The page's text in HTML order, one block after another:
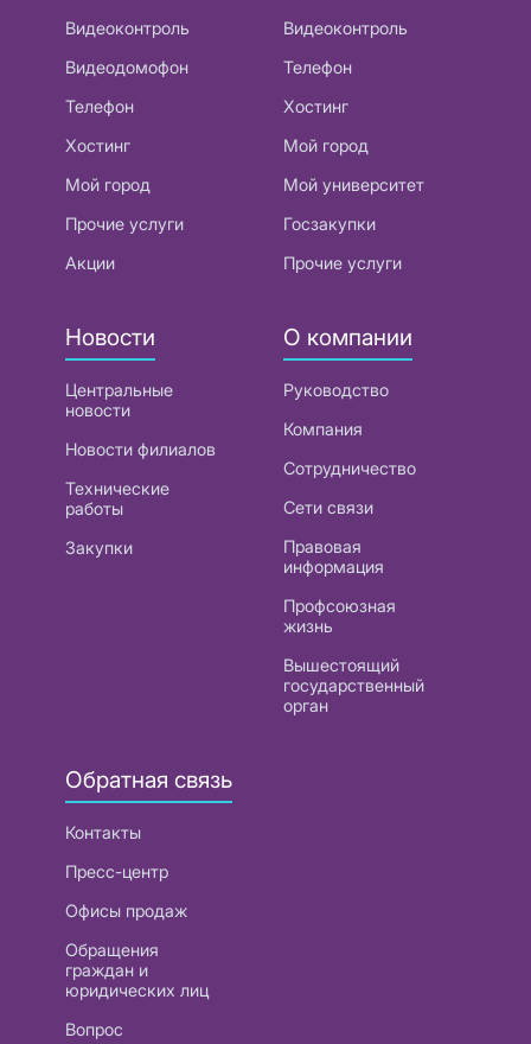
Видеоконтроль
Видеодомофон
Телефон
Хостинг
Мой город
Прочие услуги
Акции
Видеоконтроль
Телефон
Хостинг
Мой город
Мой университет
Госзакупки
Прочие услуги
Новости
Центральные
новости
Новости филиалов
Технические
работы
Закупки
О компании
Руководство
Компания
Сотрудничество
Сети связи
Правовая
информация
Профсоюзная
жизнь
Вышестоящий
государственный
орган
Обратная связь
Контакты
Пресс-центр
Офисы продаж
Обращения
граждан и
юридических лиц
Вопрос